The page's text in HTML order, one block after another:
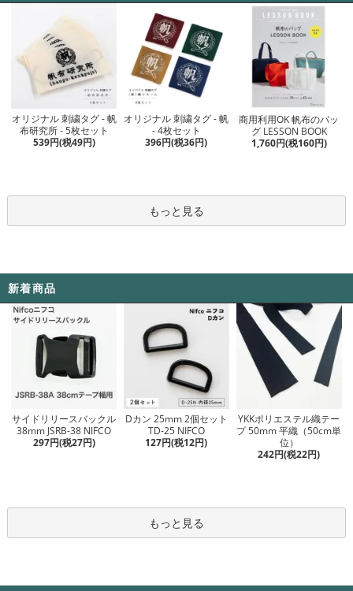
オリジナル 刺繍タグ - 帆
布研究所 - 5枚セット
539円(税49円)
オリジナル 刺繍タグ - 帆
- 4枚セット
396円(税36円)
商用利用OK 帆布のバッ
グ LESSON BOOK
1,760円(税160円)
もっと見る
新着商品
サイドリリースバックル
38mm JSRB-38 NIFCO
297円(税27円)
Dカン 25mm 2個セット
TD-25 NIFCO
127円(税12円)
YKKポリエステル織テー
プ 50mm 平織（50cm単
位）
242円(税22円)
もっと見る